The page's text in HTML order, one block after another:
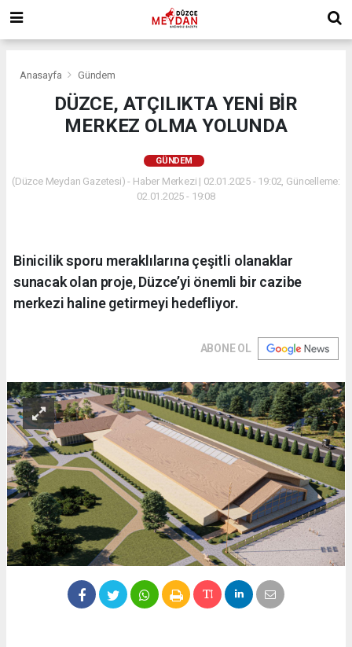
Anasayfa Gündem
DÜZCE, ATÇILIKTA YENİ BİR
MERKEZ OLMA YOLUNDA
GÜNDEM
(Düzce Meydan Gazetesi) - Haber Merkezi | 02.01.2025 - 19:02, Güncelleme:
02.01.2025 - 19:08
Binicilik sporu meraklılarına çeşitli olanaklar
sunacak olan proje, Düzce’yi önemli bir cazibe
merkezi haline getirmeyi hedefliyor.
ABONE OL